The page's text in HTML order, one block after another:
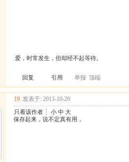
爱，时常发生，但却经不起等待。
回复 引用 举报 顶端
19 发表于: 2013-10-20
只看该作者 ┊ 小 中 大
保存起来，说不定真有用，